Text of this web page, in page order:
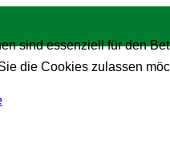
sind essenziell für den
die Cookies zulassen